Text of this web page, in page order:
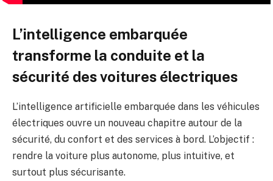
L’intelligence embarquée
transforme la conduite et la
sécurité des voitures électriques
L’intelligence artificielle embarquée dans les véhicules
électriques ouvre un nouveau chapitre autour de la
sécurité, du confort et des services à bord. L’objectif :
rendre la voiture plus autonome, plus intuitive, et
surtout plus sécurisante.